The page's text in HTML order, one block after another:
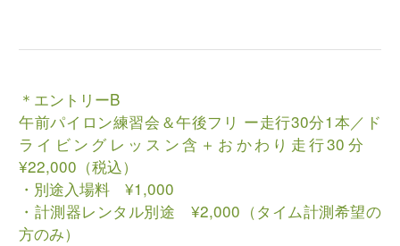
＊エントリーB
午前パイロン練習会＆午後フリ ー走行30分1本／ド
ライビングレッスン含＋おかわり走行30分
¥22,000（税込）
・別途入場料 ¥1,000
・計測器レンタル別途 ¥2,000（タイム計測希望の
方のみ）